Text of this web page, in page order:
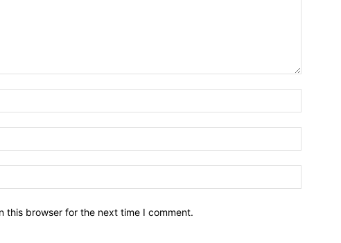
this browser for the next time I comment.